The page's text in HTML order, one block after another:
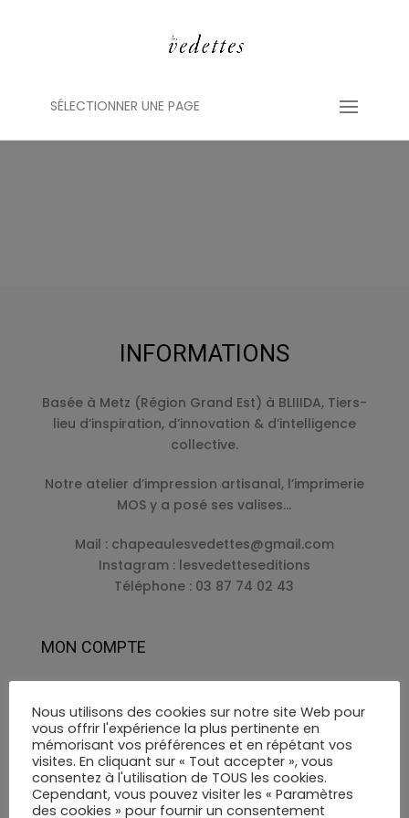
SÉLECTIONNER UNE PAGE
INFORMATIONS
Basée à Metz (Région Grand Est) à BLIIIDA, Tiers-
lieu d’inspiration, d’innovation & d’intelligence
collective.
Notre atelier d’impression artisanal, l’imprimerie
MOS y a posé ses valises…
Mail : chapeaulesvedettes@gmail.com
Instagram : lesvedetteseditions
Téléphone : 03 87 74 02 43
MON COMPTE
Mon compte
Mon panier
Page de paiement
Nos abat-jours
Nous utilisons des cookies sur notre site Web pour
vous offrir l'expérience la plus pertinente en
mémorisant vos préférences et en répétant vos
visites. En cliquant sur « Tout accepter », vous
consentez à l'utilisation de TOUS les cookies.
Cependant, vous pouvez visiter les « Paramètres
des cookies » pour fournir un consentement